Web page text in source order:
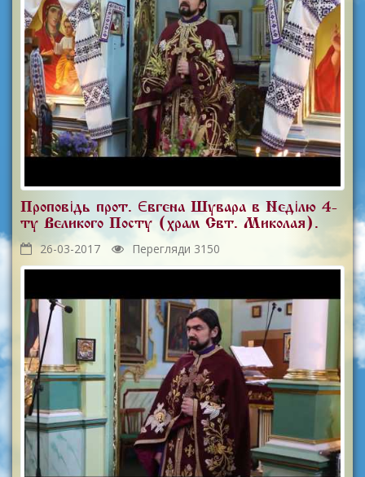
Проповідь прот. Євгена Шувара в Неділю 4-
ту Великого Посту (храм Свт. Миколая).
26-03-2017 Перегляди 3150